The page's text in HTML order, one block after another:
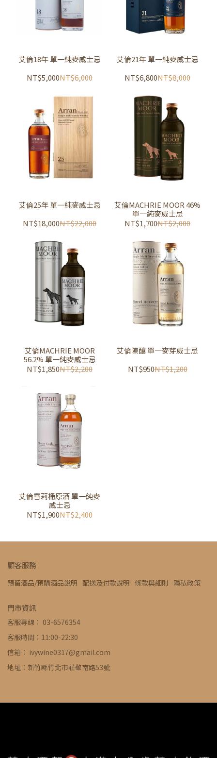
艾倫18年 單一純麥威士忌
NT$5,000NT$6,000
艾倫21年 單一純麥威士忌
NT$6,800NT$8,000
艾倫25年 單一純麥威士忌
NT$18,000NT$22,000
艾倫MACHRIE MOOR 46%
單一純麥威士忌
NT$1,700NT$2,000
艾倫MACHRIE MOOR
56.2% 單一純麥威士忌
NT$1,850NT$2,200
艾倫陳釀 單一麥芽威士忌
NT$950NT$1,200
艾倫雪莉桶原酒 單一純麥
威士忌
NT$1,900NT$2,400
顧客服務
預留酒品/預購酒品說明 配送及付款說明 條款與細則 隱私政策
門市資訊
客服專線： 03-6576354
客服時間：11:00-22:30
信箱： ivywine0317@gmail.com
地址：新竹縣竹北市莊敬南路53號